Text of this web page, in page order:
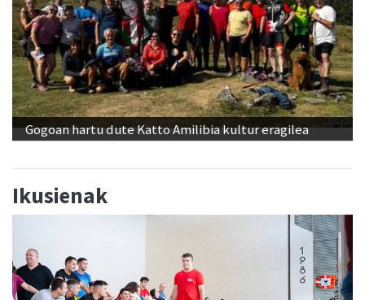
Gogoan hartu dute Katto Amilibia kultur eragilea
Ikusienak